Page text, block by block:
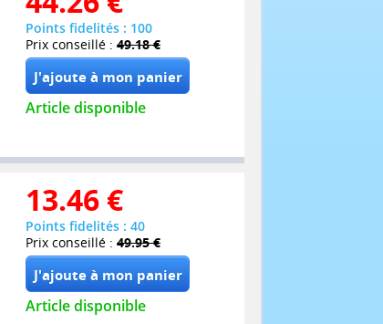
Points fidelités : 100
Prix conseillé : 49.18 €
Article disponible
13.46 €
Points fidelités : 40
Prix conseillé : 49.95 €
Article disponible